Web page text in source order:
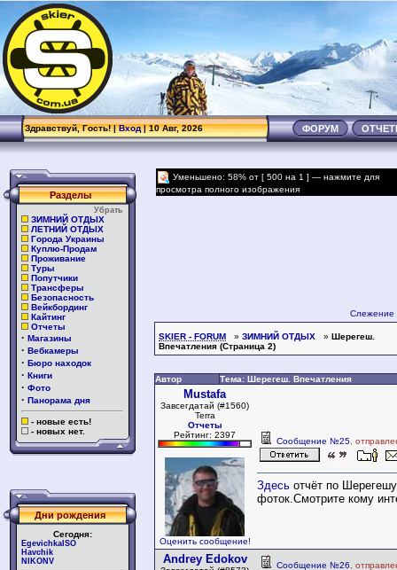
.
Здравствуй, Гость! |Вход| 10 Авг, 2026 ФОРУМ
Разделы
Убрать
ЗИМНИЙ ОТДЫХ
ЛЕТНИЙ ОТДЫХ
Города Украины
Куплю-Продам
Проживание
Туры
Попутчики
Трансферы
Безопасность
Вейкбординг
Кайтинг
Отчеты
· Магазины
· Вебкамеры
· Бюро находок
· Книги
· Фото
· Панорама дня
- новые есть!
- новых нет.
Дни рождения
Сегодня:
EgevichkaISO
Havchik
NIKONV
Уменьшено: 58% от [ 500 на 1 ] — нажмите для
просмотра полного изображения
Слежение
SKIER - FORUM » ЗИМНИЙ ОТДЫХ » Шерегеш.
Впечатления (Страница 2)
Автор Тема: Шерегеш. Впечатления
Mustafa
Завсегдатай (#1560)
Terra
Отчеты
Рейтинг: 2397
Оценить сообщение!
Сообщение №25 ,
Здесь отчёт по
фоток.Смотрите кому
Andrey Edokov Сообщение №26 ,